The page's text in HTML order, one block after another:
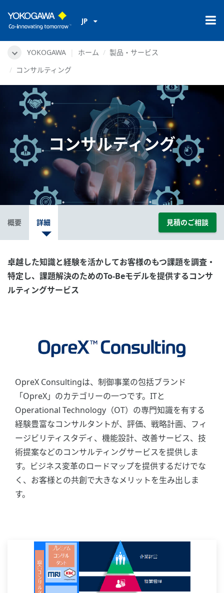
JP
YOKOGAWA ホーム
製品・サービス
コンサルティング
コンサルティング
概要 詳細 見積のご相談
卓越した知識と経験を活かしてお客様のもつ課題を調査・
特定し、課題解決のためのTo-Beモデルを提供するコンサ
ルティングサービス
OpreX Consultingは、制御事業の包括ブランド
「OpreX」のカテゴリーの一つです。ITと
Operational Technology（OT）の専門知識を有する
経験豊富なコンサルタントが、評価、戦略計画、フィ
ージビリティスタディ、機能設計、改善サービス、技
術提案などのコンサルティングサービスを提供しま
す。ビジネス変革のロードマップを提供するだけでな
く、お客様との共創で大きなメリットを生み出しま
す。